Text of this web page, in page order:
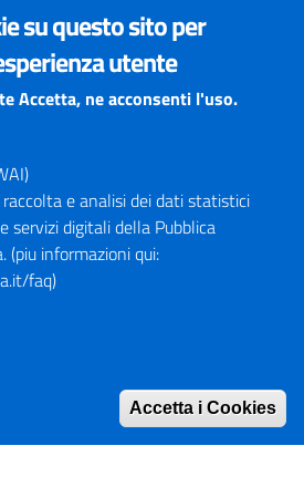
di Perugia è ottimizzato per
browser aggiornati. L'uso di
creare problemi di visualizzazione
di Ripresa e Resilienza)
su questo sito per
utente
Accetta, ne acconsenti l'uso.
e analisi dei dati statistici
servizi digitali della Pubblica
informazioni qui:
faq)
Accetta i Cookies